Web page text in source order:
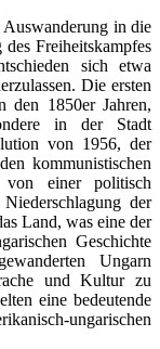
in die
Freiheitskampfes
sich etwa
Die ersten
den 1850er Jahren,
in der Stadt
von 1956, der
kommunistischen
von einer politisch
der
Land, was eine der
Geschichte
Ungarn
und Kultur zu
eine bedeutende
ungarischen